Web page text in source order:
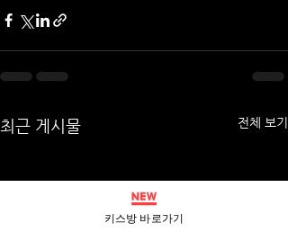
최근 게시물 전체 보기
키스방 바로가기